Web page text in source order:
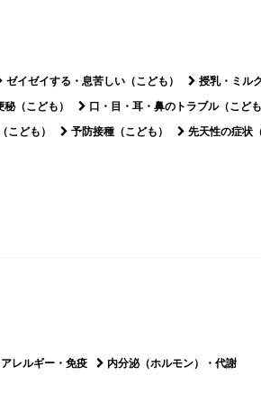
ゼイゼイする・息苦しい（こども）
授乳・ミル
秘（こども）
口・目・耳・鼻のトラブル（こども
こども） 予防接種（こども） 先天性の症状
アレルギー・免疫 内分泌（ホルモン）・代謝